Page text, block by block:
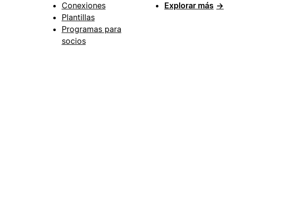
Conexiones
Plantillas
Programas para
socios
Explorar más →